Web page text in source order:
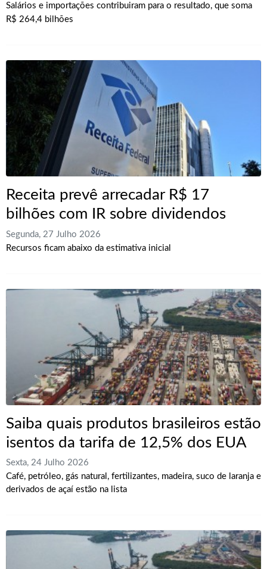
Salários e importações contribuiram para o resultado, que soma
R$ 264,4 bilhões
Receita prevê arrecadar R$ 17
bilhões com IR sobre dividendos
Segunda, 27 Julho 2026
Recursos ficam abaixo da estimativa inicial
Saiba quais produtos brasileiros estão
isentos da tarifa de 12,5% dos EUA
Sexta, 24 Julho 2026
Café, petróleo, gás natural, fertilizantes, madeira, suco de laranja e
derivados de açaí estão na lista